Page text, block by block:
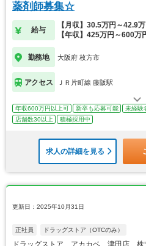
薬剤師募集☆
給与
【月収】30.5万円～42.9万
【年収】425万円～600万
勤務地 大阪府 枚方市
アクセス ＪＲ片町線 藤阪駅
年収600万円以上可 新卒も応募可能 未経験
店舗数30以上
積極採用中
求人の詳細を見る
更新日：2025年10月31日
正社員 ドラッグストア（OTCのみ）
ドラッグストア アカカベ 津田店 株